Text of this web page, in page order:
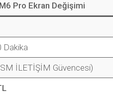
Pro Ekran Değişimi
Dakika
İLETİŞİM Güvencesi)